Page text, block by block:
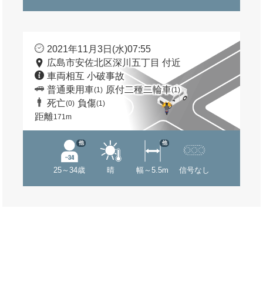
2021年11月3日(水)07:55
広島市安佐北区深川五丁目 付近
車両相互 小破事故
普通乗用車(1) 原付二種二輪車(1)
死亡(0) 負傷(1)
距離171m
25～34歳
他
晴 幅～5.5m
他
信号なし